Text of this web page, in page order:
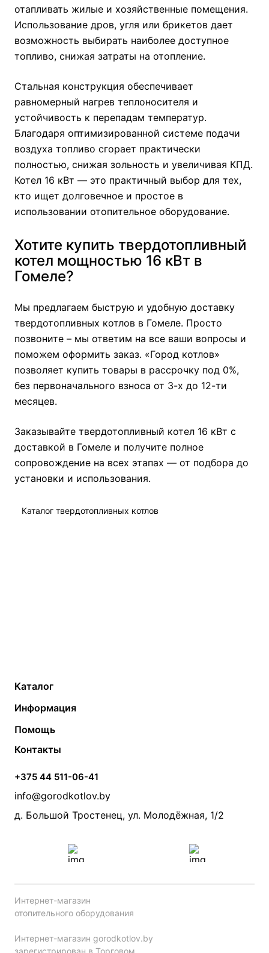
отапливать жилые и хозяйственные помещения.
Использование дров, угля или брикетов дает
возможность выбирать наиболее доступное
топливо, снижая затраты на отопление.
Стальная конструкция обеспечивает
равномерный нагрев теплоносителя и
устойчивость к перепадам температур.
Благодаря оптимизированной системе подачи
воздуха топливо сгорает практически
полностью, снижая зольность и увеличивая КПД.
Котел 16 кВт — это практичный выбор для тех,
кто ищет долговечное и простое в
использовании отопительное оборудование.
Хотите купить твердотопливный
котел мощностью 16 кВт в
Гомеле?
Мы предлагаем быструю и удобную доставку
твердотопливных котлов в Гомеле. Просто
позвоните – мы ответим на все ваши вопросы и
поможем оформить заказ. «Город котлов»
позволяет купить товары в рассрочку под 0%,
без первоначального взноса от 3-х до 12-ти
месяцев.
Заказывайте твердотопливный котел 16 кВт с
доставкой в Гомеле и получите полное
сопровождение на всех этапах — от подбора до
установки и использования.
Каталог твердотопливных котлов
Каталог
Твердотопливные котлы
Электрические котлы
Банные печи
Камины и печи
Теплый пол
Радиаторы
Насосы
Дымоходы
Информация
Контакты
Статьи
Акции
Производители
Помощь
Монтаж систем отопления
Прайс по монтажу систем отопления
Проект систем отопления
Контакты
+375 44 511-06-41
info@gorodkotlov.by
д. Большой Тростенец, ул. Молодёжная, 1/2
Интернет-магазин
отопительного оборудования
Интернет-магазин gorodkotlov.by
зарегистрирован в Торговом